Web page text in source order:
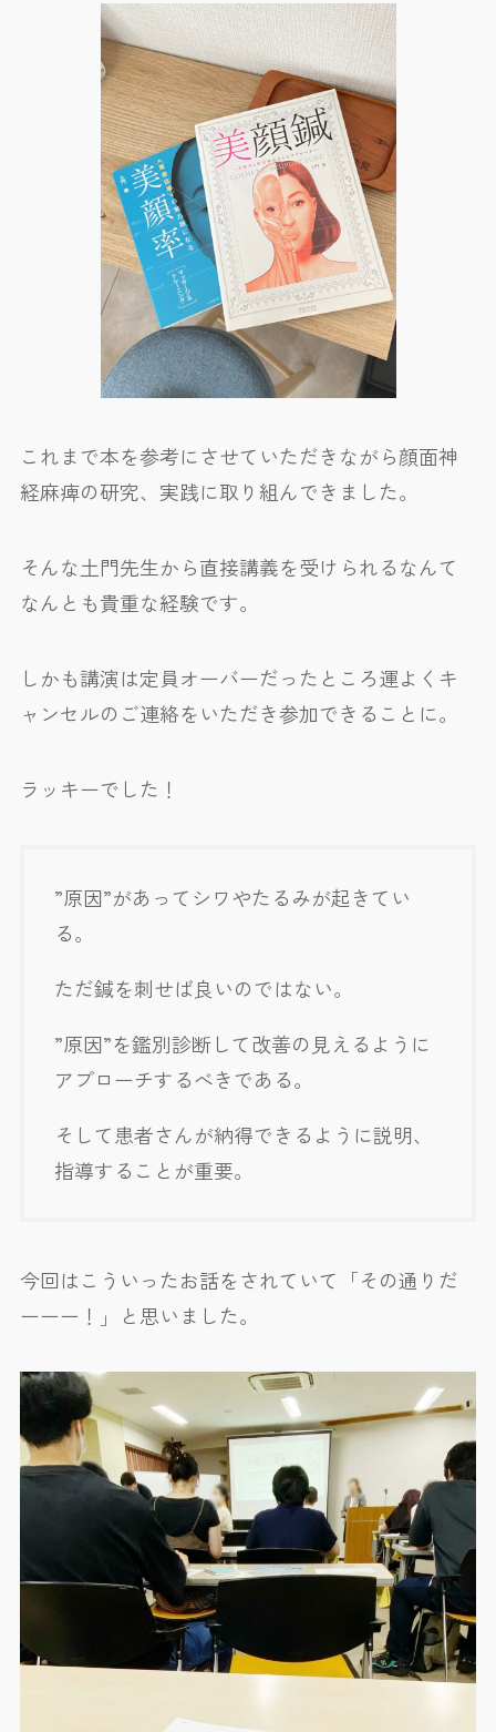
これまで本を参考にさせていただきながら顔面神
経麻痺の研究、実践に取り組んできました。
そんな土門先生から直接講義を受けられるなんて
なんとも貴重な経験です。
しかも講演は定員オーバーだったところ運よくキ
ャンセルのご連絡をいただき参加できることに。
ラッキーでした！
”原因”があってシワやたるみが起きてい
る。
ただ鍼を刺せば良いのではない。
”原因”を鑑別診断して改善の見えるように
アプローチするべきである。
そして患者さんが納得できるように説明、
指導することが重要。
今回はこういったお話をされていて「その通りだ
ーーー！」と思いました。